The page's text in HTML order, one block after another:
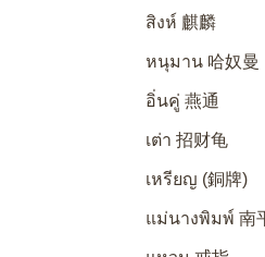
สิงห์ 麒麟
หนุมาน 哈奴曼
อิ่นคู่ 燕通
เต่า 招财龟
เหรียญ (銅牌)
แม่นางพิมพ์ 南